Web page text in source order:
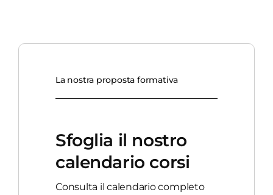
La nostra proposta formativa
Sfoglia il nostro
calendario corsi
Consulta il calendario completo